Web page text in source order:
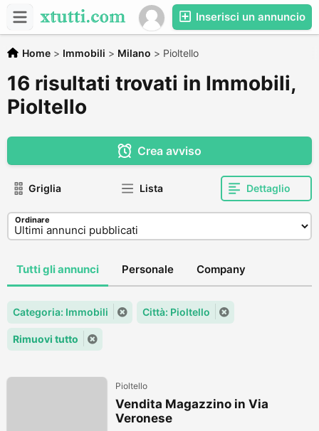
Inserisci un annuncio
Home > Immobili > Milano > Pioltello
16 risultati trovati in Immobili,
Pioltello
Crea avviso
Griglia Lista Dettaglio
Ordinare
Tutti gli annunci Personale Company
Categoria: Immobili Città: Pioltello
Rimuovi tutto
Pioltello
Vendita Magazzino in Via
Veronese